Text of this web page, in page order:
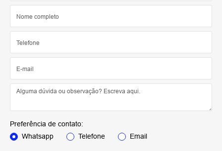
Preferência de contato:
Whatsapp
Telefone Email